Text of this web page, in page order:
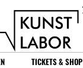
TICKETS & SHOP